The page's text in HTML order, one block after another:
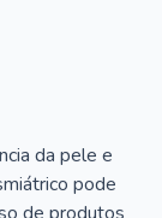
da pele e
pode